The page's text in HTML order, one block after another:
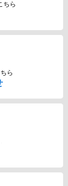
ちら
ら